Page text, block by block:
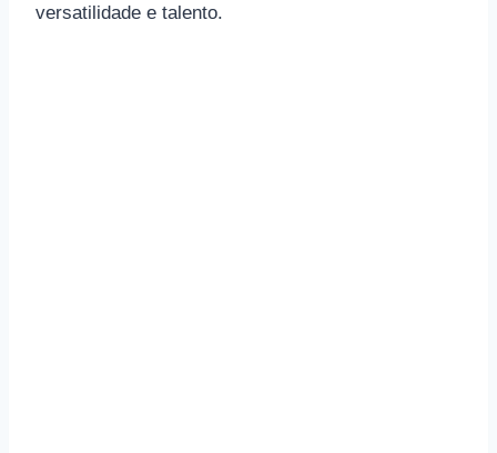
versatilidade e talento.